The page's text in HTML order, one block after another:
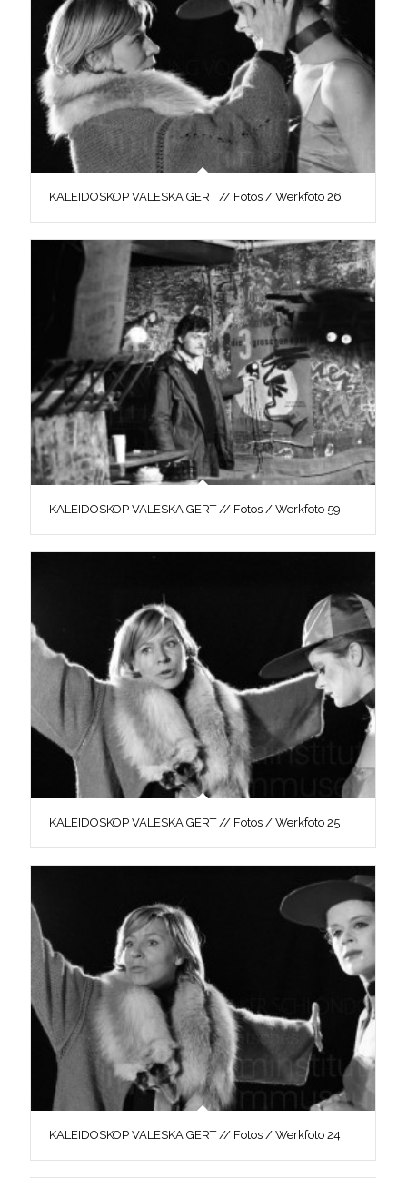
KALEIDOSKOP VALESKA GERT // Fotos / Werkfoto 26
KALEIDOSKOP VALESKA GERT // Fotos / Werkfoto 59
KALEIDOSKOP VALESKA GERT // Fotos / Werkfoto 25
KALEIDOSKOP VALESKA GERT // Fotos / Werkfoto 24